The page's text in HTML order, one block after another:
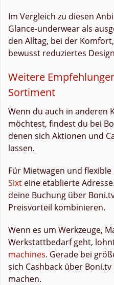
Im Vergleich zu diesen
Glance-underwear als
den Alltag, bei der
bewusst reduziertes
Weitere
Sortiment
Wenn du auch in anderen
möchtest, findest du bei
denen sich Aktionen und
lassen.
Für Mietwagen und
Sixt eine etablierte
deine Buchung über
Preisvorteil kombinieren.
Wenn es um Werkzeuge,
Werkstattbedarf geht,
machines. Gerade bei
sich Cashback über
machen.